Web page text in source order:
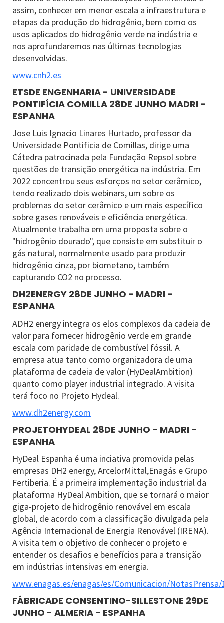
assim, conhecer em menor escala a infraestrutura e
etapas da produção do hidrogênio, bem como os
usos aplicados do hidrogênio verde na indústria e
nos aprofundaremos nas últimas tecnologias
desenvolvidas.
www.cnh2.es
ETSDE ENGENHARIA - UNIVERSIDADE
PONTIFÍCIA COMILLA 28DE JUNHO MADRI -
ESPANHA
Jose Luis Ignacio Linares Hurtado, professor da
Universidade Pontificia de Comillas, dirige uma
Cátedra patrocinada pela Fundação Repsol sobre
questões de transição energética na indústria. Em
2022 concentrou seus esforços no setor cerâmico,
tendo realizado dois webinars, um sobre os
problemas do setor cerâmico e um mais específico
sobre gases renováveis e eficiência energética.
Atualmente trabalha em uma proposta sobre o
"hidrogênio dourado", que consiste em substituir o
gás natural, normalmente usado para produzir
hidrogênio cinza, por biometano, também
capturando CO2 no processo.
DH2ENERGY 28DE JUNHO - MADRI -
ESPANHA
ADH2 energy integra os elos complexos da cadeia de
valor para fornecer hidrogênio verde em grande
escala com paridade de combustível fóssil. A
empresa atua tanto como organizadora de uma
plataforma de cadeia de valor (HyDealAmbition)
quanto como player industrial integrado. A visita
terá foco no Projeto Hydeal.
www.dh2energy.com
PROJETOHYDEAL 28DE JUNHO - MADRI -
ESPANHA
HyDeal Espanha é uma inciativa promovida pelas
empresas DH2 energy, ArcelorMittal,Enagás e Grupo
Fertiberia. É a primeira implementação industrial da
plataforma HyDeal Ambition, que se tornará o maior
giga-projeto de hidrogênio renovável em escala
global, de acordo com a classificação divulgada pela
Agência Internacional de Energia Renovável (IRENA).
A visita tem o objetivo de conhecer o projeto e
entender os desafios e benefícios para a transição
em indústrias intensivas em energia.
www.enagas.es/enagas/es/Comunicacion/
FÁBRICADE CONSENTINO-SILLESTONE 29DE
JUNHO - ALMERIA - ESPANHA